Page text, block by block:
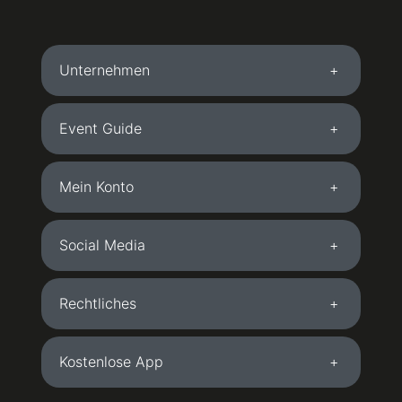
Gießen 65,00 €
Licherstraße, 35394 Gießen
Gladbeck - West Bahnhof 59,00 €
Hansemannstr. 10 , 45964 Gladbeck
Goch - Hagebaumarkt 49,00 €
Am Bössershof 2, 47574 Goch
Greven 59,00 €
Biederlackstraße, 48268 Greven
Grevenbroich - P&R Bahnhof 59,00 €
Von-Goldammer-Straße 11, 41515 Grevenbroich
Gronau (Westfalen) 59,00 €
Unternehmen
Event Guide
Mein Konto
Social Media
Rechtliches
Kostenlose App